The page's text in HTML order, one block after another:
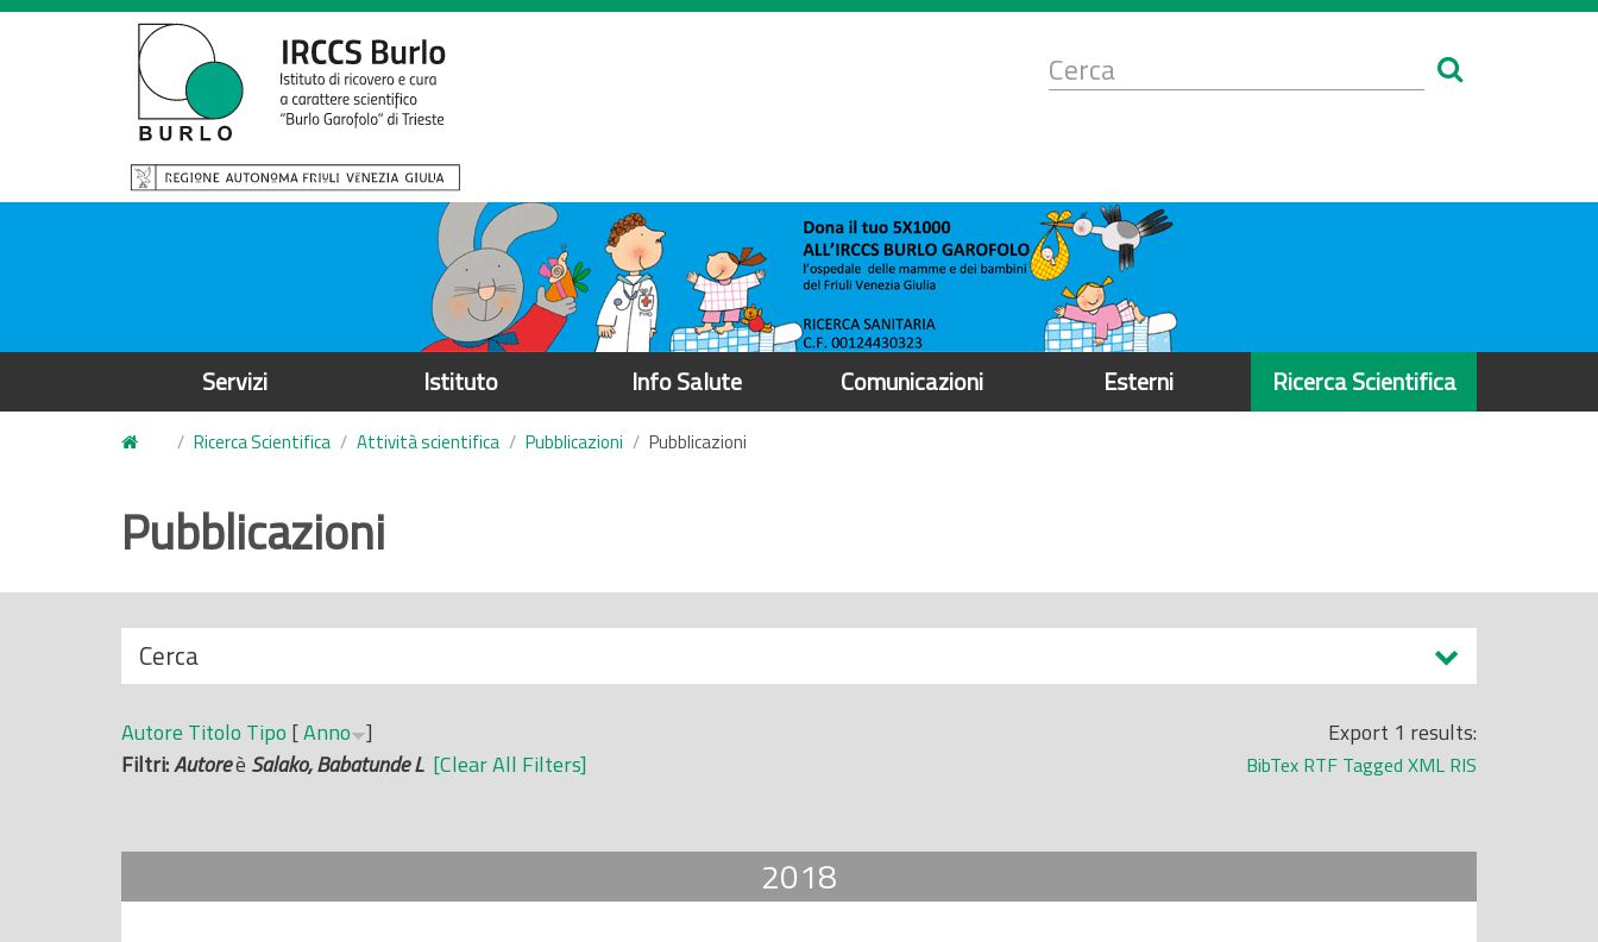
S
l
i
Form
di
Servizi Istituto Info Salute Comunicazioni Esterni Ricerca Scientifica
Ricerca Scientifica Attività scientifica Pubblicazioni Pubblicazioni
Pubblicazioni
N
a
s
c
o
d
Cerca
Export 1 results:
BibTex RTF Tagged XML RIS
Autore Titolo Tipo [Anno ]
Filtri:Autoreè Salako, Babatunde L [Clear All Filters]
2018